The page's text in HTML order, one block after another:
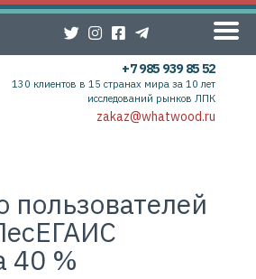
+7 985 939 85 52
130 клиентов в 15 странах мира за 10 лет
исследований рынков ЛПК
zakaz@whatwood.ru
пользователей
40 %